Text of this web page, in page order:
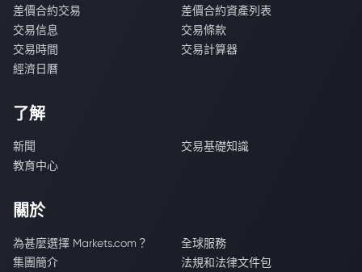
差價合約交易
差價合約資產列表
交易信息
交易條款
交易時間
交易計算器
經濟日曆
了解
新聞
交易基礎知識
教育中心
關於
為甚麼選擇 Markets.com？
全球服務
集團簡介
法規和法律文件包